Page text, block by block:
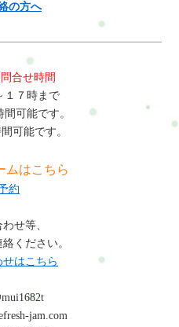
の方へ
合せ時間
１７時まで
可能です。
可能です。
ムはこちら
約
せ等、
ください。
はこちら
jam.com